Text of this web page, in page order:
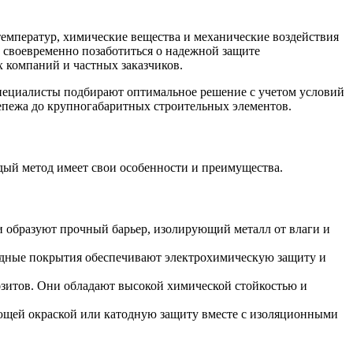
химические вещества и механические воздействия
позаботиться о надежной защите
и частных заказчиков.
подбирают оптимальное решение с учетом условий
до крупногабаритных строительных элементов.
метод имеет свои особенности и преимущества.
прочный барьер, изолирующий металл от влаги и
покрытия обеспечивают электрохимическую защиту и
Они обладают высокой химической стойкостью и
окраской или катодную защиту вместе с изоляционными